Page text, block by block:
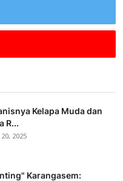
Kelapa Muda dan
R...
2025
Karangasem: